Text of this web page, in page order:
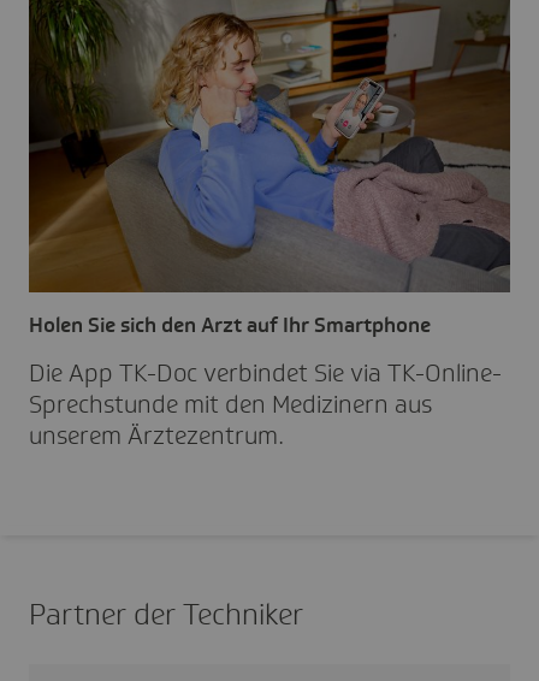
Die App TK-Doc verbindet Sie via TK-Online­
Sprech­stunde mit den Medi­zi­nern aus
unserem Ärzte­zen­trum.
Holen Sie sich den Arzt auf Ihr Smartphone
Partner der Techniker